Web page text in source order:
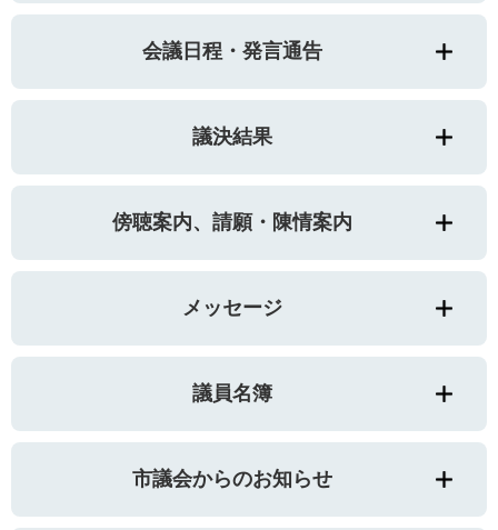
会議日程・発言通告
議決結果
傍聴案内、請願・陳情案内
メッセージ
議員名簿
市議会からのお知らせ